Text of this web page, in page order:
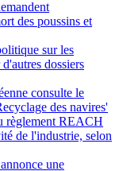
des poussins et
sur les
dossiers
consulte le
des navires'
règlement REACH
de l'industrie, selon
une